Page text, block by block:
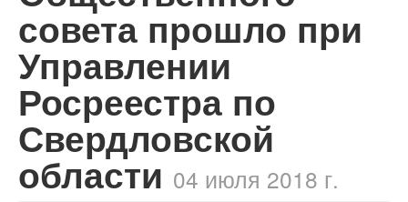
совета прошло при
Управлении
Росреестра по
Свердловской
области 04 июля 2018 г.